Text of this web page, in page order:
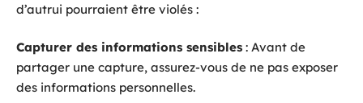
d’autrui pourraient être violés :
Capturer des informations sensibles : Avant de
partager une capture, assurez-vous de ne pas exposer
des informations personnelles.